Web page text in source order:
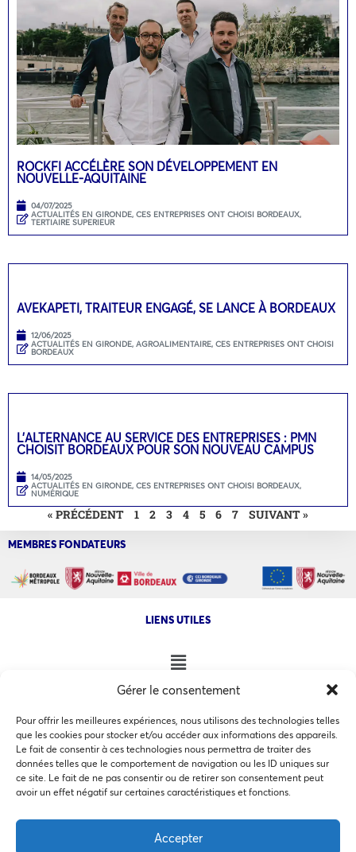
Gérer le consentement
Pour offrir les meilleures expériences, nous utilisons des technologies telles
que les cookies pour stocker et/ou accéder aux informations des appareils.
Le fait de consentir à ces technologies nous permettra de traiter des
données telles que le comportement de navigation ou les ID uniques sur
ce site. Le fait de ne pas consentir ou de retirer son consentement peut
avoir un effet négatif sur certaines caractéristiques et fonctions.
Accepter
Ce site utilise des cookies pour les statistiques et pour
politique de confidentialité
ROCKFI ACCÉLÈRE SON DÉVELOPPEMENT EN
NOUVELLE-AQUITAINE
04/07/2025
ACTUALITÉS EN GIRONDE, CES ENTREPRISES ONT CHOISI BORDEAUX,
TERTIAIRE SUPERIEUR
AVEKAPETI, TRAITEUR ENGAGÉ, SE LANCE À BORDEAUX
12/06/2025
ACTUALITÉS EN GIRONDE, AGROALIMENTAIRE, CES ENTREPRISES ONT CHOISI
BORDEAUX
L’ALTERNANCE AU SERVICE DES ENTREPRISES : PMN
CHOISIT BORDEAUX POUR SON NOUVEAU CAMPUS
14/05/2025
ACTUALITÉS EN GIRONDE, CES ENTREPRISES ONT CHOISI BORDEAUX,
NUMÉRIQUE
« PRÉCÉDENT 1 2 3 4 5 6 7 SUIVANT »
MEMBRES FONDATEURS
LIENS UTILES
NOS AUTRES SITES
COPYRIGHT @ 2026 - INVEST IN BORDEAUX - 32 Allées d'Orléans